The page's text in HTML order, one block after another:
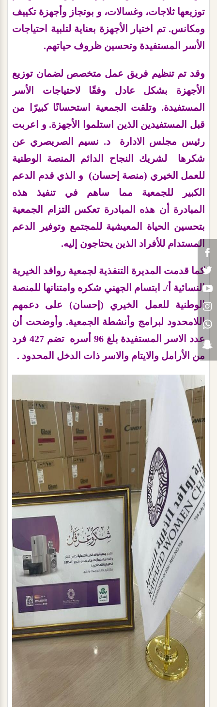
توزيعها ثلاجات، وغسالات، و بوتجاز وأجهزة تكييف
ومكانس. تم اختيار الأجهزة بعناية لتلبية احتياجات
الأسر المستفيدة وتحسين ظروف حياتهم.
وقد تم تنظيم فريق عمل متخصص لضمان توزيع
الأجهزة بشكل عادل وفقًا لاحتياجات الأسر
المستفيدة. وتلقت الجمعية استحسانًا كبيرًا من
قبل المستفيدين الذين استلموا الأجهزة. و اعربت
رئيس مجلس الادارة د. نسيم الصريصري عن
شكرها لشريك النجاح الدائم المنصة الوطنية
للعمل الخيري (منصة إحسان) و الذي قدم الدعم
الكبير للجمعية مما ساهم في تنفيذ هذه
المبادرة
أن هذه المبادرة تعكس التزام الجمعية
بتحسين الحياة المعيشية للمجتمع وتوفير الدعم
المستدام للأفراد الذين يحتاجون إليه.
كما قدمت المديرة التنفذية لجمعية روافد الخيرية
النسائية أ/. ابتسام الجهني شكره وامتنانها للمنصة
الوطنية للعمل الخيري (إحسان) على دعمهم
اللامحدود لبرامج وأنشطة الجمعية. وأوضحت أن
عدد الاسر المستفيدة بلغ 96 أسره تضم 427 فرد
من الأرامل والايتام والاسر ذات الدخل المحدود .